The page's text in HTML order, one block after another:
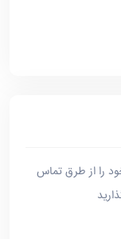
را از طرق تماس